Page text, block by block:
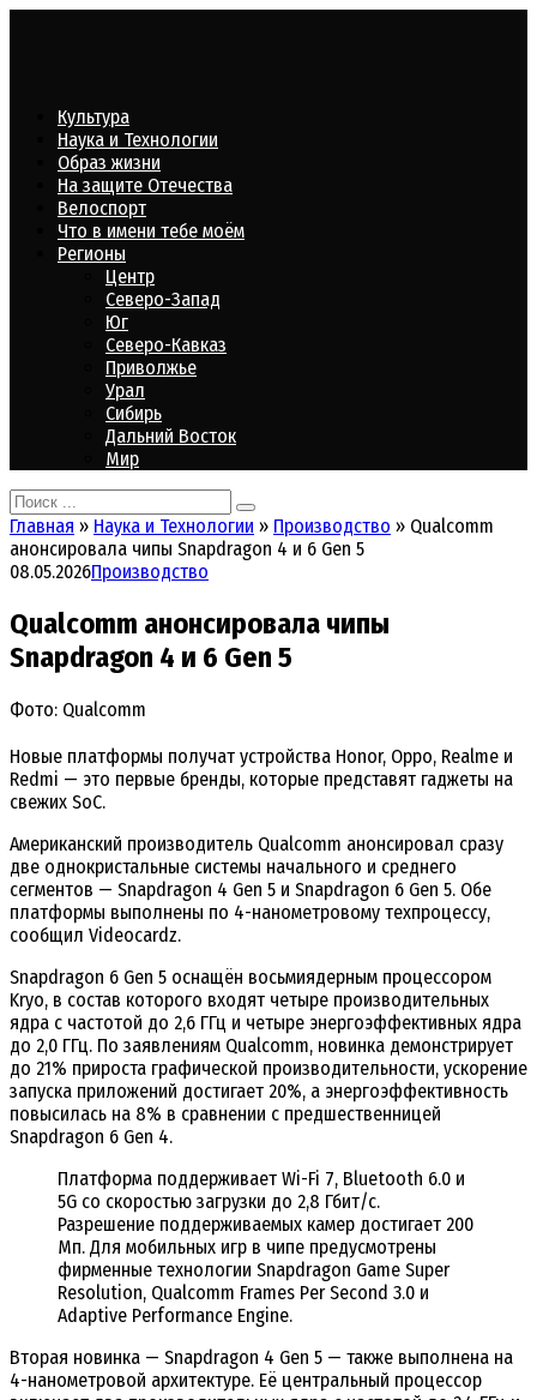
Культура
Наука и Технологии
Образ жизни
На защите Отечества
Велоспорт
Что в имени тебе моём
Регионы
Центр
Северо-Запад
Юг
Северо-Кавказ
Приволжье
Урал
Сибирь
Дальний Восток
Мир
Search
for:
Главная » Наука и Технологии » Производство » Qualcomm
анонсировала чипы Snapdragon 4 и 6 Gen 5
08.05.2026Производство
Qualcomm анонсировала чипы
Snapdragon 4 и 6 Gen 5
Фото: Qualcomm
Новые платформы получат устройства Honor, Oppo, Realme и
Redmi — это первые бренды, которые представят гаджеты на
свежих SoC.
Американский производитель Qualcomm анонсировал сразу
две однокристальные системы начального и среднего
сегментов — Snapdragon 4 Gen 5 и Snapdragon 6 Gen 5. Обе
платформы выполнены по 4-нанометровому техпроцессу,
сообщил Videocardz.
Snapdragon 6 Gen 5 оснащён восьмиядерным процессором
Kryo, в состав которого входят четыре производительных
ядра с частотой до 2,6 ГГц и четыре энергоэффективных ядра
до 2,0 ГГц. По заявлениям Qualcomm, новинка демонстрирует
до 21% прироста графической производительности, ускорение
запуска приложений достигает 20%, а энергоэффективность
повысилась на 8% в сравнении с предшественницей
Snapdragon 6 Gen 4.
Платформа поддерживает Wi-Fi 7, Bluetooth 6.0 и
5G со скоростью загрузки до 2,8 Гбит/с.
Разрешение поддерживаемых камер достигает 200
Мп. Для мобильных игр в чипе предусмотрены
фирменные технологии Snapdragon Game Super
Resolution, Qualcomm Frames Per Second 3.0 и
Adaptive Performance Engine.
Вторая новинка — Snapdragon 4 Gen 5 — также выполнена на
4-нанометровой архитектуре. Её центральный процессор